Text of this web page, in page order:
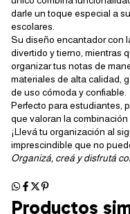
darle un toque especial a
escolares.
Su diseño encantador con
divertido y tierno, mientras
organizar tus notas de
materiales de alta calidad,
de uso cómoda y confiable.
Perfecto para estudiantes,
que valoran la
¡Llevá tu organización al
imprescindible que no
Organizá, creá y disfrutá
Productos